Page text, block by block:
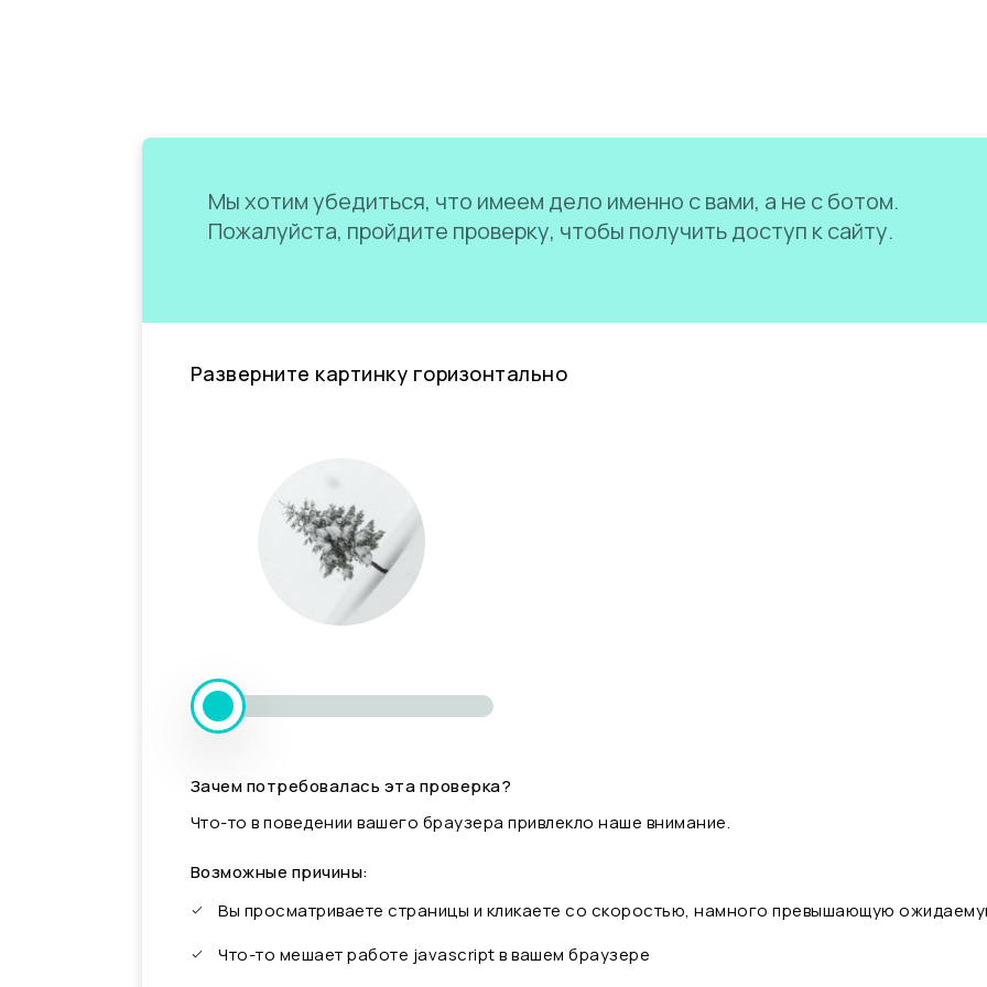
Мы хотим убедиться, что имеем дело именно с вами, а не с ботом.
Пожалуйста, пройдите проверку, чтобы получить доступ к сайту.
Разверните картинку горизонтально
Зачем потребовалась эта проверка?
Что-то в поведении вашего браузера привлекло наше внимание.
Возможные причины:
Вы просматриваете страницы и кликаете со скоростью, намного превышающую
Что-то мешает работе javascript в вашем браузере